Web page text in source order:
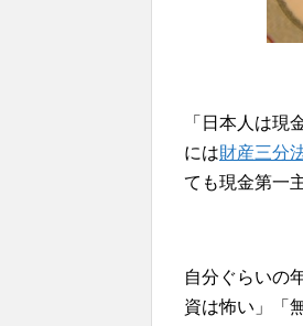
「日本人は現
には財産三分
ても現金第一
自分ぐらいの
資は怖い」「